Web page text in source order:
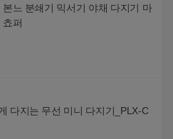
본느 분쇄기 믹서기 야채 다지기 마
쵸퍼
다지는 무선 미니 다지기_PLX-C